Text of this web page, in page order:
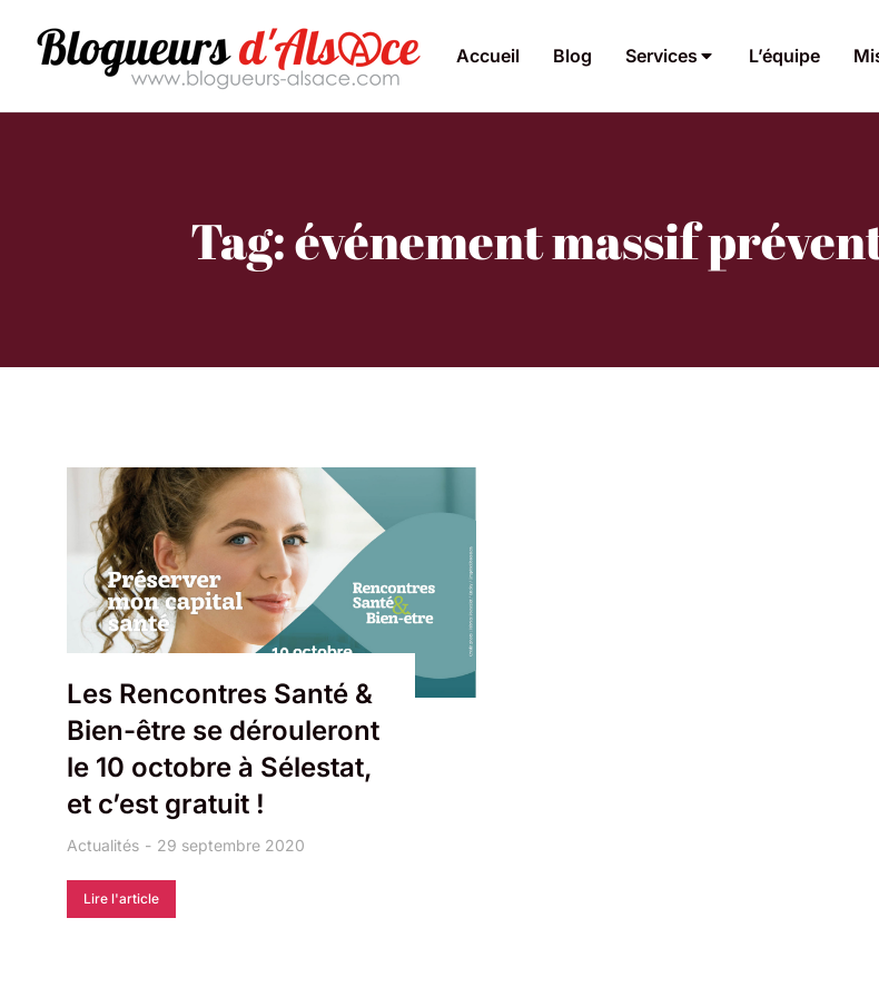
Accueil Blog Services L’équipe
Tag: événement massif
Les Rencontres Santé &
Bien-être se dérouleront
le 10 octobre à Sélestat,
et c’est gratuit !
Actualités 29 septembre 2020
Lire l'article